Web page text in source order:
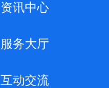
资讯中心
服务大厅
互动交流